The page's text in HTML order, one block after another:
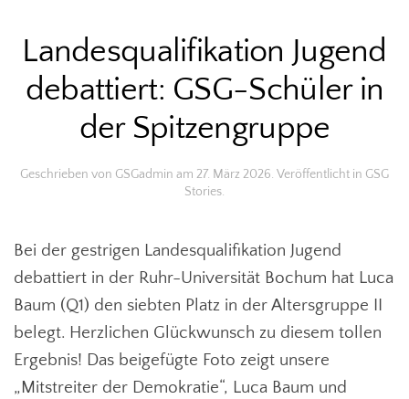
Landesqualifikation Jugend
debattiert: GSG-Schüler in
der Spitzengruppe
Geschrieben von GSGadmin am 27. März 2026. Veröffentlicht in GSG
Stories.
Bei der gestrigen Landesqualifikation Jugend
debattiert in der Ruhr-Universität Bochum hat Luca
Baum (Q1) den siebten Platz in der Altersgruppe II
belegt. Herzlichen Glückwunsch zu diesem tollen
Ergebnis! Das beigefügte Foto zeigt unsere
„Mitstreiter der Demokratie“, Luca Baum und